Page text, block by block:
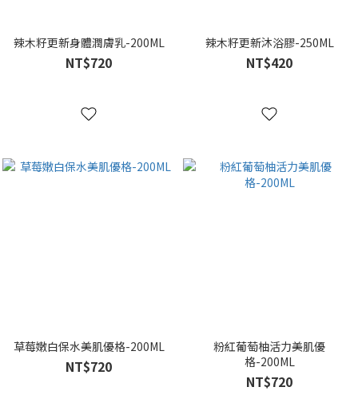
辣木籽更新身體潤膚乳-200ML
NT$720
辣木籽更新沐浴膠-250ML
NT$420
草莓嫩白保水美肌優格-200ML
NT$720
粉紅葡萄柚活力美肌優
格-200ML
NT$720